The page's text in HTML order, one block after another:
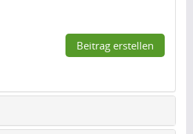
Beitrag erstellen